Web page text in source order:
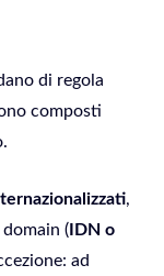
di regola
composti
,
( IDN o
ad